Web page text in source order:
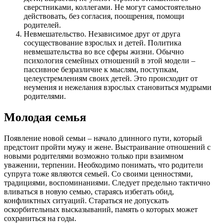
сверстниками, коллегами. Не могут самостоятельно
действовать, без согласия, поощрения, помощи
родителей.
Невмешательство. Независимое друг от друга
сосуществование взрослых и детей. Политика
невмешательства во все сферы жизни. Обычно
психология семейных отношений в этой модели –
пассивное безразличие к мыслям, поступкам,
целеустремлениям своих детей. Это происходит от
неумения и нежелания взрослых становиться мудрыми
родителями.
Молодая семья
Появление новой семьи – начало длинного пути, который
предстоит пройти мужу и жене. Выстраивание отношений с
новыми родителями возможно только при взаимном
уважении, терпении. Необходимо понимать, что родители
супруга тоже являются семьей. Со своими ценностями,
традициями, воспоминаниями. Следует предельно тактично
вливаться в новую семью, стараясь избегать обид,
конфликтных ситуаций. Стараться не допускать
оскорбительных высказываний, память о которых может
сохраниться на годы.